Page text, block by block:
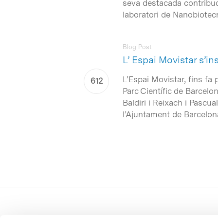
seva destacada
laboratori de
L’ Espai Movistar
Blog Post
L’Espai Movistar, fins fa
Parc Científic de
Baldiri i Reixach i
l’Ajuntament de